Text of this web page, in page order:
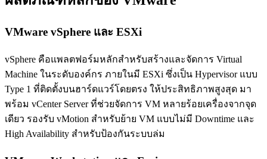
VMware vSphere และ ESXi
vSphere คือแพลตฟอร์มหลักสำหรับสร้างและจัดการ Virtual
Machine ในระดับองค์กร ภายในมี ESXi ซึ่งเป็น Hypervisor แบบ
Type 1 ที่ติดตั้งบนฮาร์ดแวร์โดยตรง ให้ประสิทธิภาพสูงสุด มา
พร้อม vCenter Server ที่ช่วยจัดการ VM หลายร้อยเครื่องจากจุด
เดียว รองรับ vMotion สำหรับย้าย VM แบบไม่มี Downtime และ
High Availability สำหรับป้องกันระบบล่ม